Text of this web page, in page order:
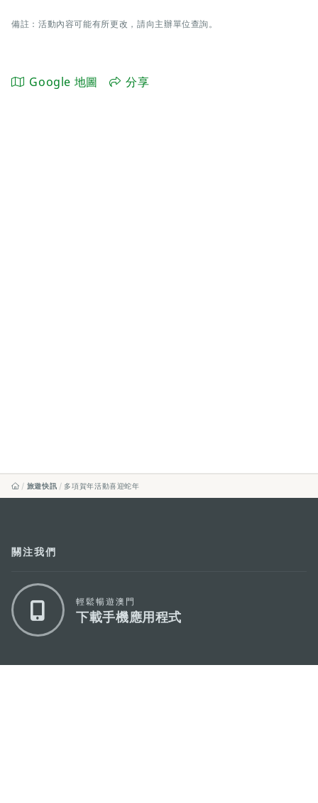
備註：活動內容可能有所更改，請向主辦單位查詢。
Google 地圖 分享
旅遊快訊 多項賀年活動喜迎蛇年
關注我們
輕鬆暢遊澳門
下載手機應用程式